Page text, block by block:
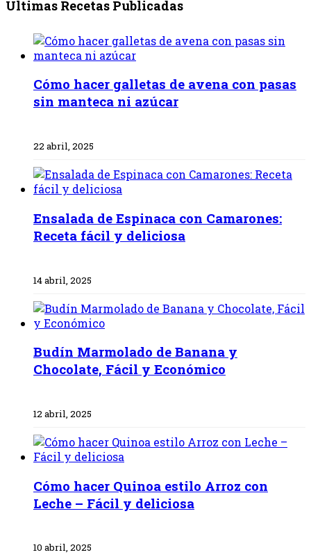
Últimas Recetas Publicadas
Cómo hacer galletas de avena con pasas
sin manteca ni azúcar
22 abril, 2025
Ensalada de Espinaca con Camarones:
Receta fácil y deliciosa
14 abril, 2025
Budín Marmolado de Banana y
Chocolate, Fácil y Económico
12 abril, 2025
Cómo hacer Quinoa estilo Arroz con
Leche – Fácil y deliciosa
10 abril, 2025